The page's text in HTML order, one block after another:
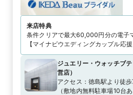
来店特典
条件クリアで最大60,000円分の電子
【マイナビウエディングカップル応援
ジュエリー・ウォッチブ
営店）
アクセス： 徳島駅より徒
（敷地内無料駐車場10台